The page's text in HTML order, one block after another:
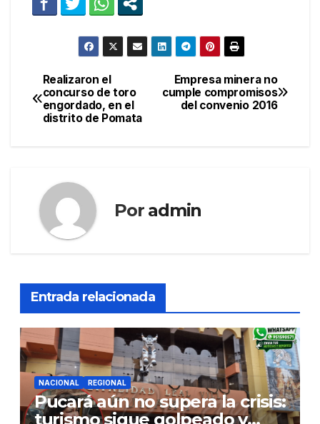
Navegación
de
Empresa minera no
cumple compromisos
del convenio 2016
Realizaron el
concurso de toro
engordado, en el
distrito de Pomata
Por admin
Entrada relacionada
NACIONAL REGIONAL
Pucará aún no supera la crisis:
turismo sigue golpeado y